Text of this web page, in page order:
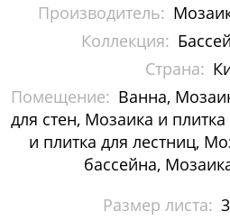
Мозаика Dao
Мозаика Decor-
Мозаика Imagine
Бассейны и
Камень
Производитель:
Коллекция:
Страна:
Помещение: Ванна,
для стен, Мозаика и
и плитка для лестниц,
Размер листа: